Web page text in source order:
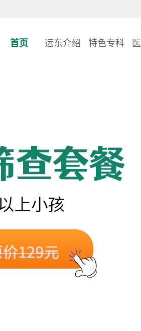
首页 远东介绍 特色专科